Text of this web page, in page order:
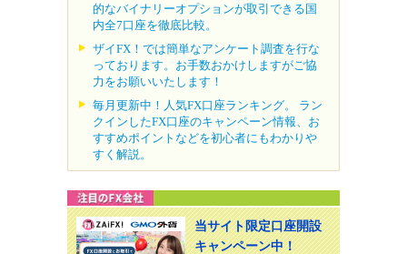
的なバイナリーオプションが取引できる国
内全7口座を徹底比較。
ザイFX！では簡単なアンケート調査を行な
っております。お手数おかけしますがご協
力をお願いいたします！
毎月更新中！人気FX口座ランキング。 ラン
クインしたFX口座のキャンペーン情報、お
すすめポイントなどを初心者にもわかりや
すく解説。
当サイト限定口座開設
キャンペーン中！